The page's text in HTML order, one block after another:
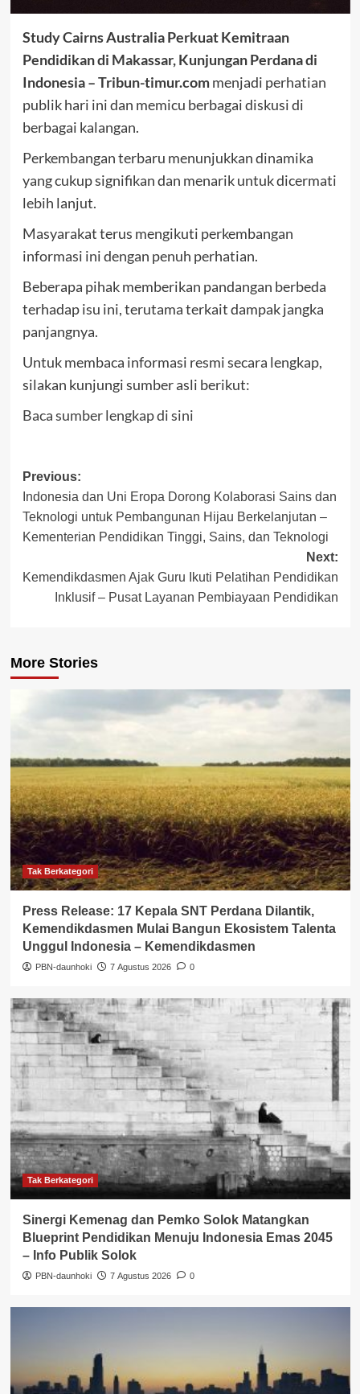
Study Cairns Australia Perkuat Kemitraan
Pendidikan di Makassar, Kunjungan Perdana di
Indonesia – Tribun-timur.commenjadi perhatian
publik hari ini dan memicu berbagai diskusi di
berbagai kalangan.
Perkembangan terbaru menunjukkan dinamika
yang cukup signifikan dan menarik untuk dicermati
lebih lanjut.
Masyarakat terus mengikuti perkembangan
informasi ini dengan penuh perhatian.
Beberapa pihak memberikan pandangan berbeda
terhadap isu ini, terutama terkait dampak jangka
panjangnya.
Untuk membaca informasi resmi secara lengkap,
silakan kunjungi sumber asli berikut:
Baca sumber lengkap di sini
Post
navigation
Previous:
Indonesia dan Uni Eropa Dorong Kolaborasi Sains dan
Teknologi untuk Pembangunan Hijau Berkelanjutan –
Kementerian Pendidikan Tinggi, Sains, dan Teknologi
Next:
Kemendikdasmen Ajak Guru Ikuti Pelatihan Pendidikan
Inklusif – Pusat Layanan Pembiayaan Pendidikan
More Stories
Tak Berkategori
Press Release: 17 Kepala SNT Perdana Dilantik,
Kemendikdasmen Mulai Bangun Ekosistem Talenta
Unggul Indonesia – Kemendikdasmen
PBN-daunhoki 7 Agustus 2026 0
Tak Berkategori
Sinergi Kemenag dan Pemko Solok Matangkan
Blueprint Pendidikan Menuju Indonesia Emas 2045
– Info Publik Solok
PBN-daunhoki 7 Agustus 2026 0